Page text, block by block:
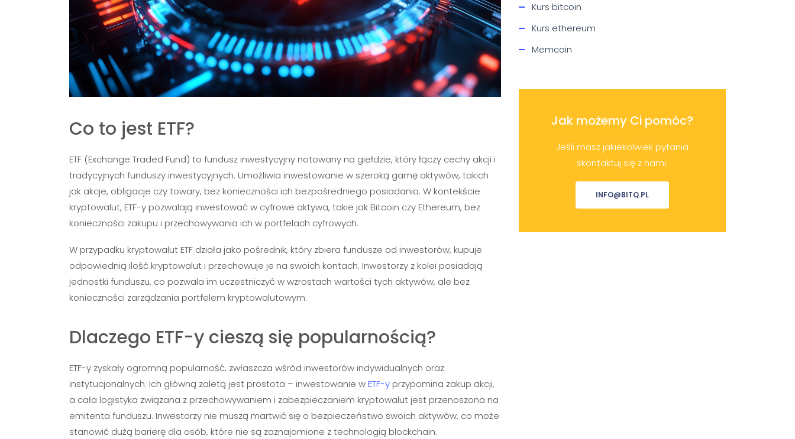
Co to jest ETF?
ETF (Exchange Traded Fund) to fundusz inwestycyjny notowany na giełdzie, który łączy cechy akcji i
tradycyjnych funduszy inwestycyjnych. Umożliwia inwestowanie w szeroką gamę aktywów, takich
jak akcje, obligacje czy towary, bez konieczności ich bezpośredniego posiadania. W kontekście
kryptowalut, ETF-y pozwalają inwestować w cyfrowe aktywa, takie jak Bitcoin czy Ethereum, bez
konieczności zakupu i przechowywania ich w portfelach cyfrowych.
W przypadku kryptowalut ETF działa jako pośrednik, który zbiera fundusze od inwestorów, kupuje
odpowiednią ilość kryptowalut i przechowuje je na swoich kontach. Inwestorzy z kolei posiadają
jednostki funduszu, co pozwala im uczestniczyć w wzrostach wartości tych aktywów, ale bez
konieczności zarządzania portfelem kryptowalutowym.
Dlaczego ETF-y cieszą się popularnością?
ETF-y zyskały ogromną popularność, zwłaszcza wśród inwestorów indywidualnych oraz
instytucjonalnych. Ich główną zaletą jest prostota – inwestowanie wETF-y przypomina zakup akcji,
a cała logistyka związana z przechowywaniem i zabezpieczaniem kryptowalut jest przenoszona na
emitenta funduszu. Inwestorzy nie muszą martwić się o bezpieczeństwo swoich aktywów, co może
stanowić dużą barierę dla osób, które nie są zaznajomione z technologią blockchain.
Kurs bitcoin
Kurs ethereum
Memcoin
Jak możemy Ci pomóc?
Jeśli masz jakiekolwiek pytania
skontaktuj się z nami.
INFO@BITQ.PL